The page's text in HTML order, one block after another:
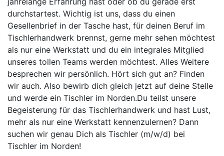
durchstartest. Wichtig ist uns, dass du einen
Gesellenbrief in der Tasche hast, für deinen Beruf im
Tischlerhandwerk brennst, gerne mehr sehen möchtest
als nur eine Werkstatt und du ein integrales Mitglied
unseres tollen Teams werden möchtest. Alles Weitere
besprechen wir persönlich. Hört sich gut an? Finden
wir auch. Also bewirb dich gleich jetzt auf deine Stelle
und werde ein Tischler im Norden.Du teilst unsere
Begeisterung für das Tischlerhandwerk und hast Lust,
mehr als nur eine Werkstatt kennenzulernen? Dann
suchen wir genau Dich als Tischler (m/w/d) bei
Tischler im Norden!